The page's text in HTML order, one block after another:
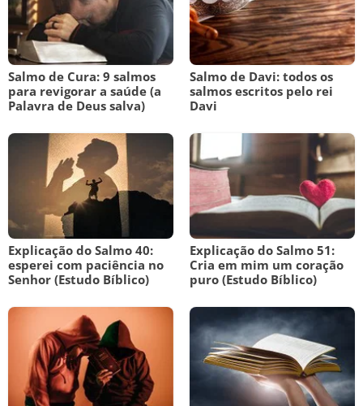
Salmo de Cura: 9 salmos
para revigorar a saúde (a
Palavra de Deus salva)
Salmo de Davi: todos os
salmos escritos pelo rei
Davi
Explicação do Salmo 40:
esperei com paciência no
Senhor (Estudo Bíblico)
Explicação do Salmo 51:
Cria em mim um coração
puro (Estudo Bíblico)